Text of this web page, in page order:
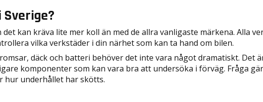
det kan kräva lite mer koll än med de allra vanligaste märkena. Alla
vilka verkstäder i din närhet som kan ta hand om bilen.
däck och batteri behöver det inte vara något dramatiskt. Det
komponenter som kan vara bra att undersöka i förväg. Fråga
hur underhållet har skötts.